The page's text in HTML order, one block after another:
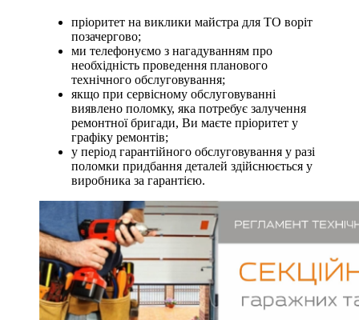
пріоритет на виклики майстра для ТО воріт
позачергово;
ми телефонуємо з нагадуванням про
необхідність проведення планового
технічного обслуговування;
якщо при сервісному обслуговуванні
виявлено поломку, яка потребує залучення
ремонтної бригади, Ви маєте пріоритет у
графіку ремонтів;
у період гарантійного обслуговування у разі
поломки придбання деталей здійснюється у
виробника за гарантією.